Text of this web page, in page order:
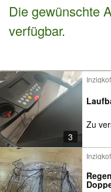
Nachrichten
Die gewünschte
verfügbar.
3
Zu